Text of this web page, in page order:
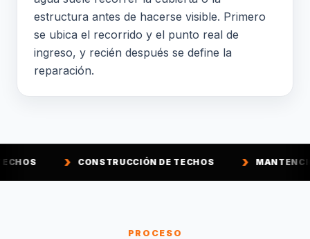
estructura antes de hacerse visible. Primero
se ubica el recorrido y el punto real de
ingreso, y recién después se define la
reparación.
CONSTRUCCIÓN DE TECHOS MANTENCIÓN DE TECHOS
PROCESO